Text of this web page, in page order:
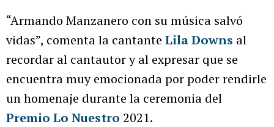
“Armando Manzanero con su música salvó
vidas”, comenta la cantante Lila Downs al
recordar al cantautor y al expresar que se
encuentra muy emocionada por poder rendirle
un homenaje durante la ceremonia del
Premio Lo Nuestro 2021.